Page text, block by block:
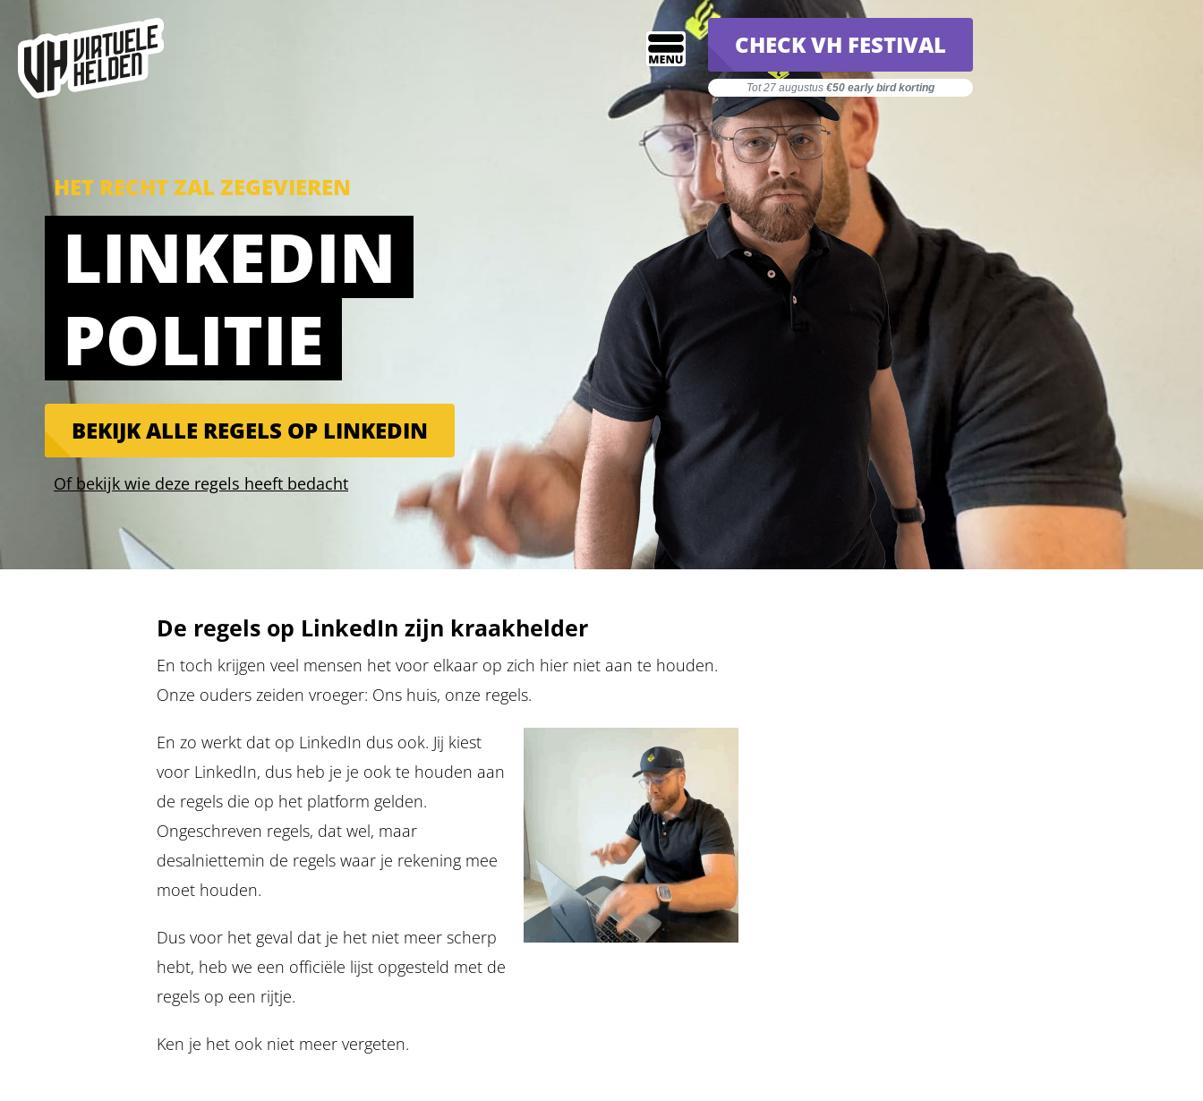
CHECK VH FESTIVAL
Tot 27 augustus €50 early bird korting
HET RECHT ZAL ZEGEVIEREN
LINKEDIN
POLITIE
BEKIJK ALLE REGELS OP LINKEDIN
Of bekijk wie deze regels heeft bedacht
De regels op LinkedIn zijn kraakhelder
En toch krijgen veel mensen het voor elkaar op zich hier niet aan te houden.
Onze ouders zeiden vroeger: Ons huis, onze regels.
En zo werkt dat op LinkedIn dus ook. Jij kiest
voor LinkedIn, dus heb je je ook te houden aan
de regels die op het platform gelden.
Ongeschreven regels, dat wel, maar
desalniettemin de regels waar je rekening mee
moet houden.
Dus voor het geval dat je het niet meer scherp
hebt, heb we een officiële lijst opgesteld met de
regels op een rijtje.
Ken je het ook niet meer vergeten.